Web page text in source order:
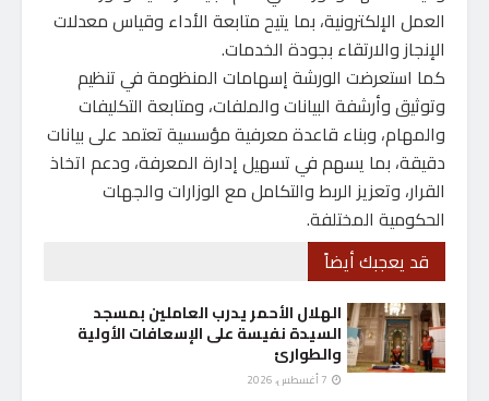
العمل الإلكترونية، بما يتيح متابعة الأداء وقياس معدلات
الإنجاز والارتقاء بجودة الخدمات.
كما استعرضت الورشة إسهامات المنظومة في تنظيم
وتوثيق وأرشفة البيانات والملفات، ومتابعة التكليفات
والمهام، وبناء قاعدة معرفية مؤسسية تعتمد على بيانات
دقيقة، بما يسهم في تسهيل إدارة المعرفة، ودعم اتخاذ
القرار، وتعزيز الربط والتكامل مع الوزارات والجهات
الحكومية المختلفة.
قد يعجبك أيضاً
الهلال الأحمر يدرب العاملين بمسجد
السيدة نفيسة على الإسعافات الأولية
والطوارئ